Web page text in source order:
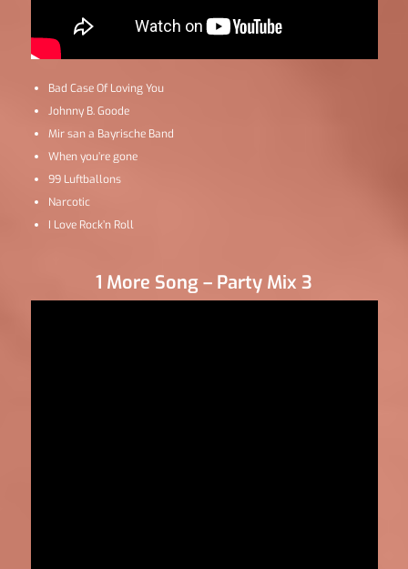
Bad Case Of Loving You
Johnny B. Goode
Mir san a Bayrische Band
When you’re gone
99 Luftballons
Narcotic
I Love Rock’n Roll
1 More Song – Party Mix 3